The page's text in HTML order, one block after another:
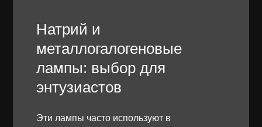
Натрий и
металлогалогеновые
лампы: выбор для
энтузиастов
Эти лампы часто используют в